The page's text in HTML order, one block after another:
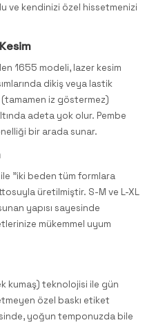
ve kendinizi özel hissetmenizi
1655 modeli, lazer kesim
dikiş veya lastik
iz göstermez)
adeta yok olur. Pembe
bir arada sunar.
"iki beden tüm formlara
üretilmiştir. S-M ve L-XL
yapısı sayesinde
mükemmel uyum
kumaş) teknolojisi ile gün
özel baskı etiket
yoğun temponuzda bile